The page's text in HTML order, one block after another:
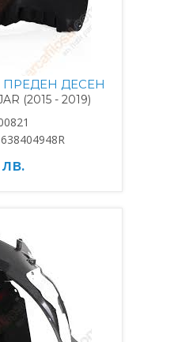
ДЕСЕН
(2015 - 2019)
638404948R